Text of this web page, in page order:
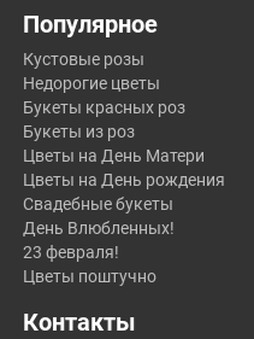
Популярное
Кустовые розы
Недорогие цветы
Букеты красных роз
Букеты из роз
Цветы на День Матери
Цветы на День рождения
Свадебные букеты
День Влюбленных!
23 февраля!
Цветы поштучно
Контакты